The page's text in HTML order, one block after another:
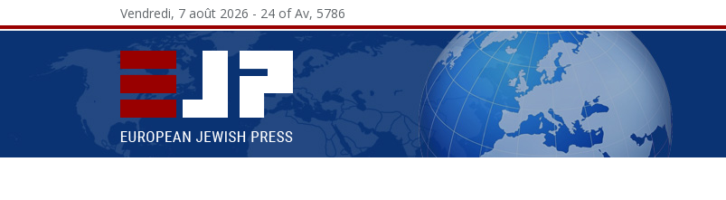
Vendredi, 7 août 2026 - 24 of Av, 5786